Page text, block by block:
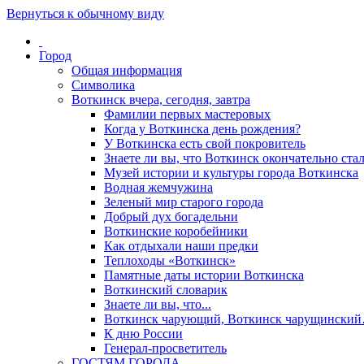
Вернуться к обычному виду
Город
Общая информация
Символика
Воткинск вчера, сегодня, завтра
Фамилии первых мастеровых
Когда у Воткинска день рождения?
У Воткинска есть свой покровитель
Знаете ли вы, что Воткинск окончательно
Музей истории и культуры города Воткинска
Водная жемчужина
Зеленый мир старого города
Добрый дух богадельни
Воткинские коробейники
Как отдыхали наши предки
Теплоходы «Воткинск»
Памятные даты истории Воткинска
Воткинский словарик
Знаете ли вы, что...
Воткинск чарующий, Воткинск
К дню России
Генерал-просветитель